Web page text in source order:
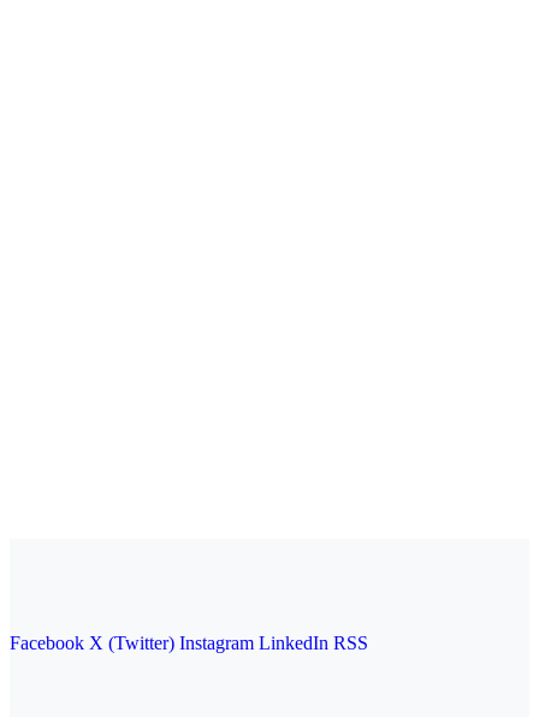
Facebook X (Twitter) Instagram LinkedIn RSS